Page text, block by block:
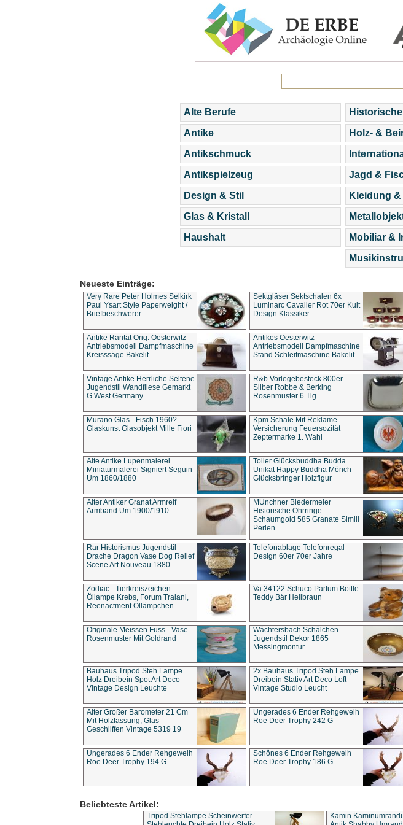
Alte Berufe
Antike
Antikschmuck
Antikspielzeug
Design & Stil
Glas & Kristall
Haushalt
Holz- &
Jagd &
Kleidung
Mobiliar &
Neueste Einträge:
Very Rare Peter Holmes Selkirk
Paul Ysart Style Paperweight /
Briefbeschwerer
Sektgläser Sektschalen 6x
Luminarc Cavalier Rot 70er Kult
Design Klassiker
Antike Rarität Orig. Oesterwitz
Antriebsmodell Dampfmaschine
Kreisssäge Bakelit
Antikes Oesterwitz
Antriebsmodell Dampfmaschine
Stand Schleifmaschine Bakelit
Vintage Antike Herrliche Seltene
Jugendstil Wandfliese Gemarkt
G West Germany
R&b Vorlegebesteck 800er
Silber Robbe & Berking
Rosenmuster 6 Tlg.
Murano Glas - Fisch 1960?
Glaskunst Glasobjekt Mille Fiori
Kpm Schale Mit Reklame
Versicherung Feuersozität
Zeptermarke 1. Wahl
Alte Antike Lupenmalerei
Miniaturmalerei Signiert Seguin
Um 1860/1880
Toller Glücksbuddha Budda
Unikat Happy Buddha Mönch
Glücksbringer Holzfigur
Alter Antiker Granat Armreif
Armband Um 1900/1910
MÜnchner Biedermeier
Historische Ohrringe
Schaumgold 585 Granate Simili
Perlen
Rar Historismus Jugendstil
Drache Dragon Vase Dog Relief
Scene Art Nouveau 1880
Telefonablage Telefonregal
Design 60er 70er Jahre
Zodiac - Tierkreiszeichen
Öllampe Krebs, Forum Traiani,
Reenactment Öllämpchen
Va 34122 Schuco Parfum Bottle
Teddy Bär Hellbraun
Originale Meissen Fuss - Vase
Rosenmuster Mit Goldrand
Wächtersbach Schälchen
Jugendstil Dekor 1865
Messingmontur
Bauhaus Tripod Steh Lampe
Holz Dreibein Spot Art Deco
Vintage Design Leuchte
2x Bauhaus Tripod Steh Lampe
Dreibein Stativ Art Deco Loft
Vintage Studio Leucht
Alter Großer Barometer 21 Cm
Mit Holzfassung, Glas
Geschliffen Vintage 5319 19
Ungerades 6 Ender Rehgeweih
Roe Deer Trophy 242 G
Ungerades 6 Ender Rehgeweih
Roe Deer Trophy 194 G
Schönes 6 Ender Rehgeweih
Roe Deer Trophy 186 G
Beliebteste Artikel:
Tripod Stehlampe Scheinwerfer
Kamin